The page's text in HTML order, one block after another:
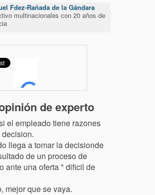
Fdez-Rañada de la Gándara
multinacionales con 20 años de
de experto
el empleado tiene razones
llega a tomar la decisionde
de un proceso de
ante una oferta " dificil de
mejor que se vaya.